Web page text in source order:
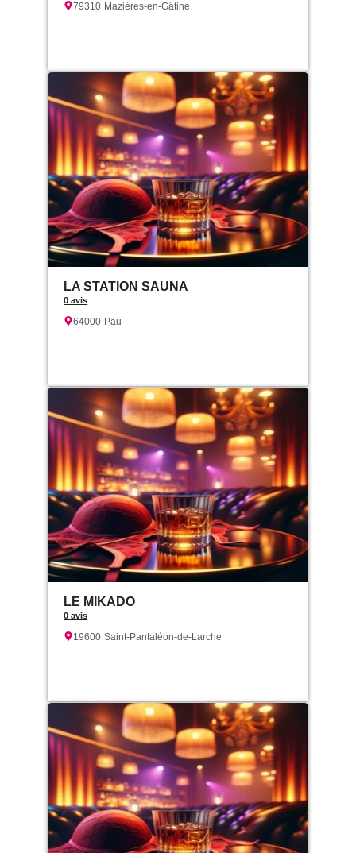
79310 Mazières-en-Gâtine
LA STATION SAUNA
0 avis
64000 Pau
LE MIKADO
0 avis
19600 Saint-Pantaléon-de-Larche